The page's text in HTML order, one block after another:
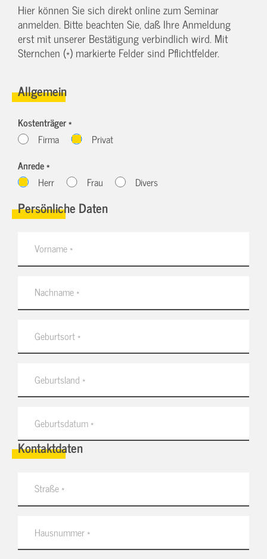
Hier können Sie sich direkt online zum Seminar
anmelden. Bitte beachten Sie, daß Ihre Anmeldung
erst mit unserer Bestätigung verbindlich wird. Mit
Sternchen (*) markierte Felder sind Pflichtfelder.
Allgemein
Kostenträger *
Firma
Privat
Anrede *
Herr
Frau Divers
Persönliche Daten
Kontaktdaten